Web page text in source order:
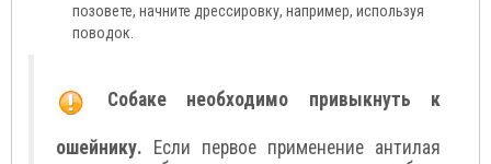
позовете, начните дрессировку, например, используя
поводок.
Собаке необходимо привыкнуть к
ошейнику. Если первое применение антилая